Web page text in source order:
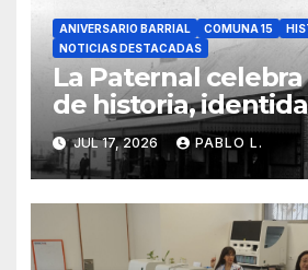
ANIVERSARIO BARRIAL COMUNA 15
NOTICIAS DESTACADAS
La Paternal celebra
de historia,
memoria barrial
JUL 17, 2026 PABLO L.